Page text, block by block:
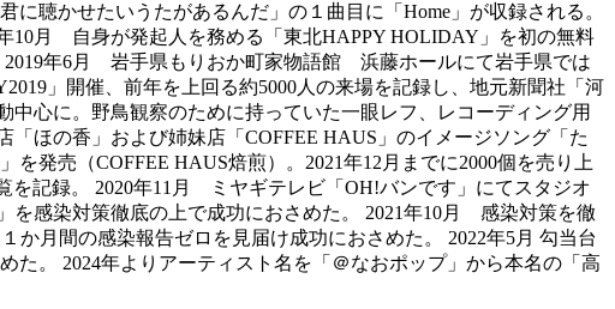
聴かせたいうたがあるんだ」の１曲目に「Home」が収録される。
10月 自身が発起人を務める「東北HAPPY HOLIDAY」を初の無料
2019年6月 岩手県もりおか町家物語館 浜藤ホールにて岩手県では
」開催、前年を上回る約5000人の来場を記録し、地元新聞社「河
心に。野鳥観察のために持っていた一眼レフ、レコーディング用
ほの香」および姉妹店「COFFEE HAUS」のイメージソング「た
発売（COFFEE HAUS焙煎）。2021年12月までに2000個を売り上
を記録。 2020年11月 ミヤギテレビ「OH!バンです」にてスタジオ
感染対策徹底の上で成功におさめた。 2021年10月 感染対策を徹
か月間の感染報告ゼロを見届け成功におさめた。 2022年5月 勾当台
た。 2024年よりアーティスト名を「＠なおポップ」から本名の「高